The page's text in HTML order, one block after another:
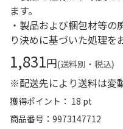
ます。
・製品および梱包材等
り決めに基づいた処理を
1,831円(送料別・税込)
※配送先により送料は変
獲得ポイント： 18 pt
商品番号
9973147712